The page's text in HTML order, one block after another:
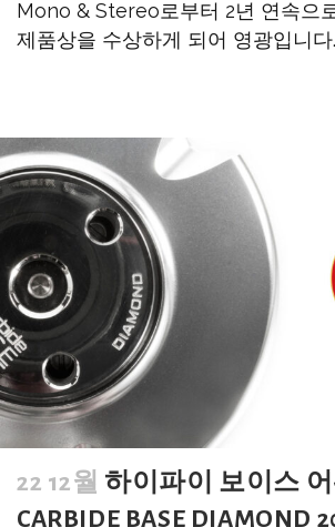
Mono & Stereo로부터 2년 연속으
제품상을 수상하게 되어 영광입니다.
22 12월 하이파이 보이스
CARBIDE BASE DIAMOND